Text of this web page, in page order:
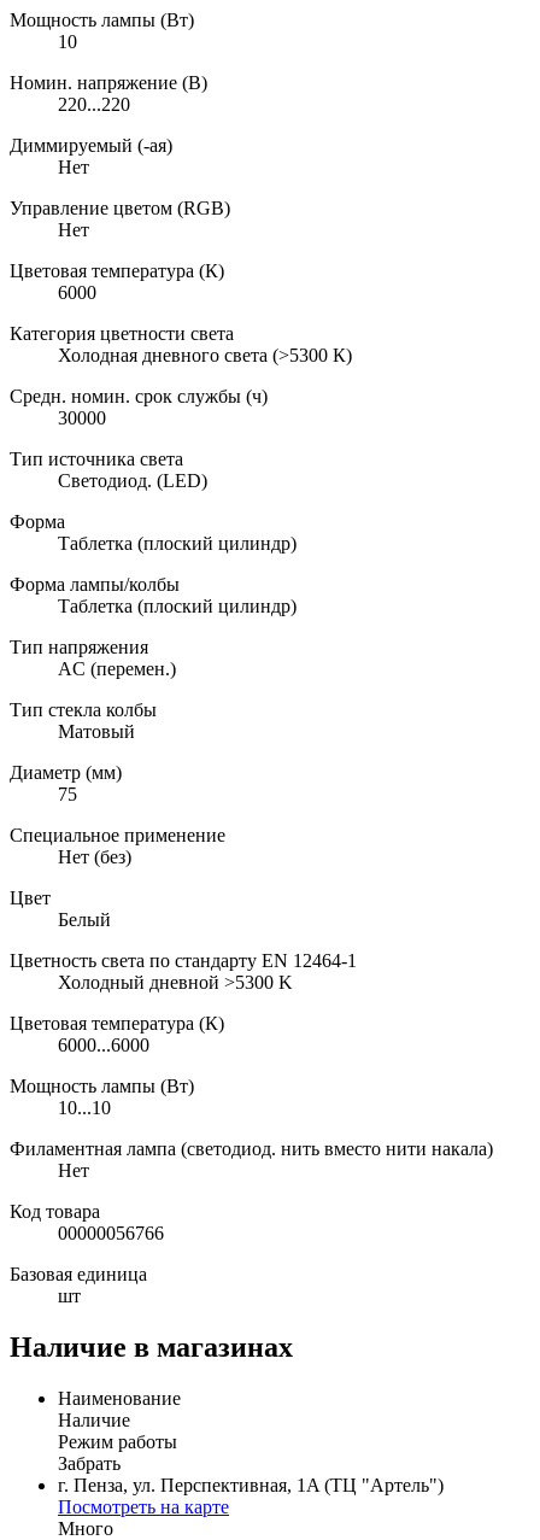
Мощность лампы (Вт)
10
Номин. напряжение (В)
220...220
Диммируемый (-ая)
Нет
Управление цветом (RGB)
Нет
Цветовая температура (К)
6000
Категория цветности света
Холодная дневного света (>5300 К)
Средн. номин. срок службы (ч)
30000
Тип источника света
Светодиод. (LED)
Форма
Таблетка (плоский цилиндр)
Форма лампы/колбы
Таблетка (плоский цилиндр)
Тип напряжения
AC (перемен.)
Тип стекла колбы
Матовый
Диаметр (мм)
75
Специальное применение
Нет (без)
Цвет
Белый
Цветность света по стандарту EN 12464-1
Холодный дневной >5300 K
Цветовая температура (К)
6000...6000
Мощность лампы (Вт)
10...10
Филаментная лампа (светодиод. нить вместо нити накала)
Нет
Код товара
00000056766
Базовая единица
шт
Наличие в магазинах
Наименование
Наличие
Режим работы
Забрать
г. Пенза, ул. Перспективная, 1A (ТЦ "Артель")
Посмотреть на карте
Много